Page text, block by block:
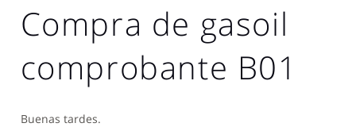
Compra de gasoil
comprobante B01
Buenas tardes.